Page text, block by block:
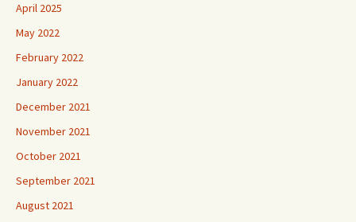
April 2025
May 2022
February 2022
January 2022
December 2021
November 2021
October 2021
September 2021
August 2021